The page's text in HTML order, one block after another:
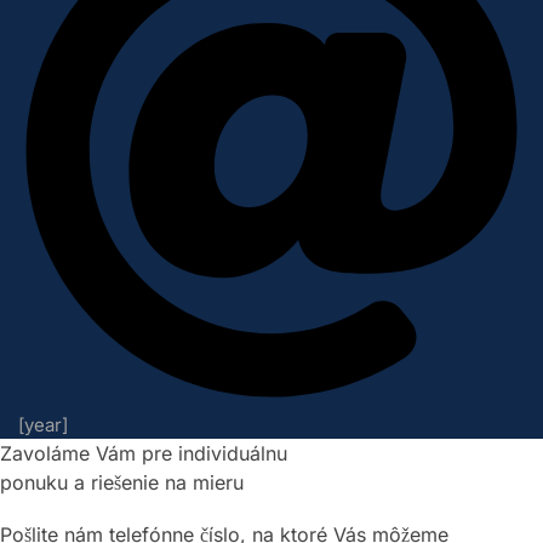
[year]
Zavoláme Vám pre individuálnu
ponuku a riešenie na mieru
Pošlite nám telefónne číslo, na ktoré Vás môžeme